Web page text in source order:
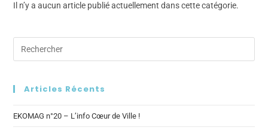
Il n’y a aucun article publié actuellement dans cette catégorie.
Articles Récents
EKOMAG n°20 – L’info Cœur de Ville !